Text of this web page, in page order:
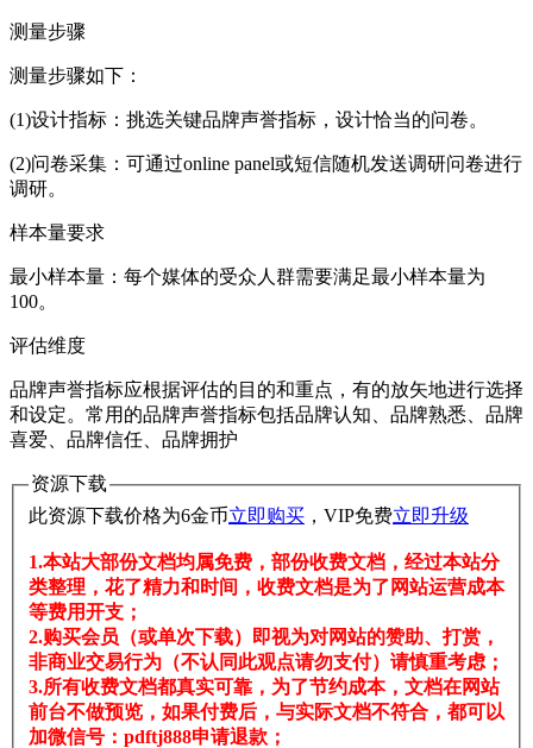
测量步骤
测量步骤如下：
(1)设计指标：挑选关键品牌声誉指标，设计恰当的问卷。
(2)问卷采集：可通过online panel或短信随机发送调研问卷进行
调研。
样本量要求
最小样本量：每个媒体的受众人群需要满足最小样本量为
100。
评估维度
品牌声誉指标应根据评估的目的和重点，有的放矢地进行选择
和设定。常用的品牌声誉指标包括品牌认知、品牌熟悉、品牌
喜爱、品牌信任、品牌拥护
资源下载
此资源下载价格为6金币立即购买 ，VIP免费立即升级
1.本站大部份文档均属免费，部份收费文档，经过本站分
类整理，花了精力和时间，收费文档是为了网站运营成本
等费用开支；
2.购买会员（或单次下载）即视为对网站的赞助、打赏，
非商业交易行为（不认同此观点请勿支付）请慎重考虑；
3.所有收费文档都真实可靠，为了节约成本，文档在网站
前台不做预览，如果付费后，与实际文档不符合，都可以
加微信号：pdftj888申请退款；